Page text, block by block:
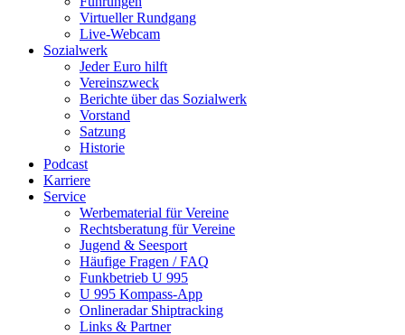
Virtueller Rundgang
Live-Webcam
Sozialwerk
Jeder Euro hilft
Vereinszweck
Berichte über das Sozialwerk
Vorstand
Satzung
Historie
Podcast
Karriere
Service
Werbematerial für Vereine
Rechtsberatung für Vereine
Jugend & Seesport
Häufige Fragen / FAQ
Funkbetrieb U 995
U 995 Kompass-App
Onlineradar Shiptracking
Links & Partner